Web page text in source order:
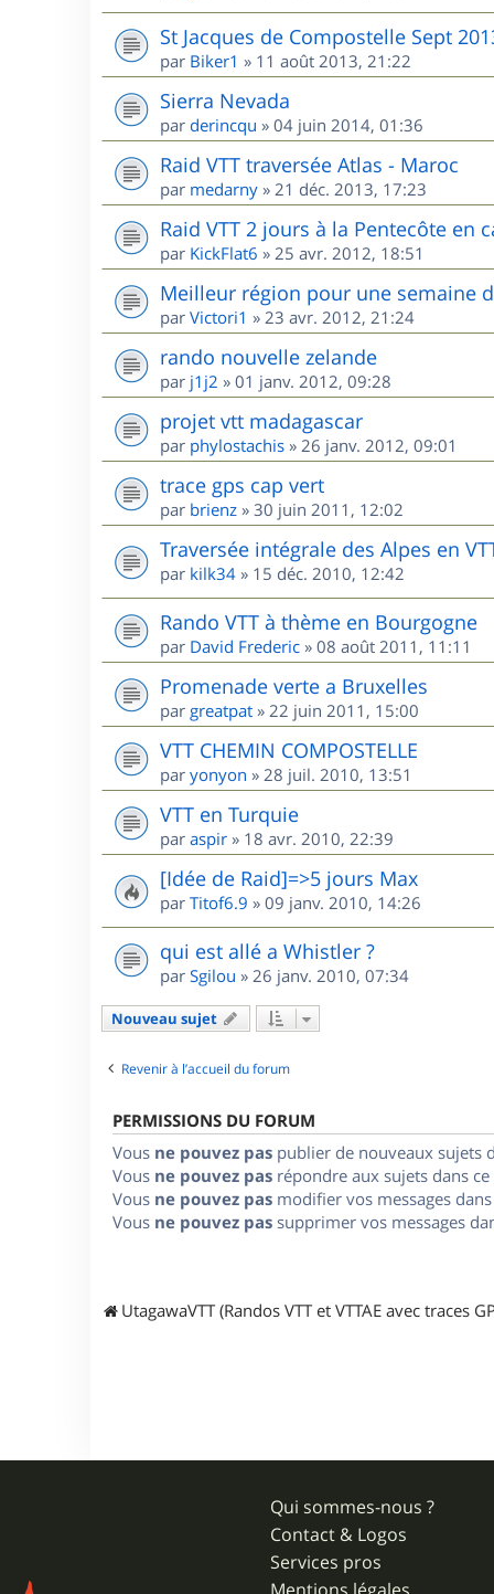
St Jacques de Compostelle Sept
par Biker1 » 11 août 2013, 21:22
Sierra Nevada
par derincqu » 04 juin 2014, 01:36
Raid VTT traversée Atlas - Maroc
par medarny » 21 déc. 2013, 17:23
Raid VTT 2 jours à la Pentecôte en
par KickFlat6 » 25 avr. 2012, 18:51
Meilleur région pour une semaine
par Victori1 » 23 avr. 2012, 21:24
rando nouvelle zelande
par j1j2 » 01 janv. 2012, 09:28
projet vtt madagascar
par phylostachis » 26 janv. 2012, 09:01
trace gps cap vert
par brienz » 30 juin 2011, 12:02
Traversée intégrale des Alpes en
par kilk34 » 15 déc. 2010, 12:42
Rando VTT à thème en Bourgogne
par David Frederic » 08 août 2011, 11:11
Promenade verte a Bruxelles
par greatpat » 22 juin 2011, 15:00
VTT CHEMIN COMPOSTELLE
par yonyon » 28 juil. 2010, 13:51
VTT en Turquie
par aspir » 18 avr. 2010, 22:39
[Idée de Raid]=>5 jours Max
par Titof6.9 » 09 janv. 2010, 14:26
qui est allé a Whistler ?
par Sgilou » 26 janv. 2010, 07:34
Nouveau sujet
Revenir à l’accueil du forum
PERMISSIONS DU FORUM
Vous ne pouvez pas publier de nouveaux sujets
Vous ne pouvez pas répondre aux sujets dans
Vous ne pouvez pas modifier vos messages
Vous ne pouvez pas supprimer vos messages
UtagawaVTT (Randos VTT et VTTAE avec traces
Qui sommes-nous ?
Contact & Logos
Services pros